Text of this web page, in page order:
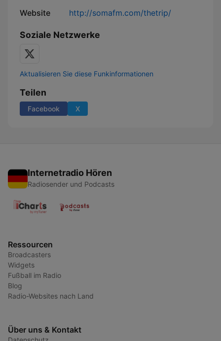
Website http://somafm.com/thetrip/
Soziale Netzwerke
Aktualisieren Sie diese Funkinformationen
Teilen
Facebook X
Internetradio Hören
Radiosender und Podcasts
Ressourcen
Broadcasters
Widgets
Fußball im Radio
Blog
Radio-Websites nach Land
Über uns & Kontakt